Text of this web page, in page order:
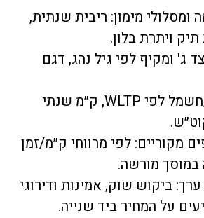
מימון: ריבית שנתית,
ויתרת בלון.
ג' ומקיף לפי גיל נהג, דגם
אנרגיה: דלק/חשמל לפי WLTP, ק״מ שנתי
מקוריים: לפי מרווחי ק״מ/זמן
במוסך מורשה.
ביקוש שוק, אמינות ודירוגי
על המחיר ביד שנייה.